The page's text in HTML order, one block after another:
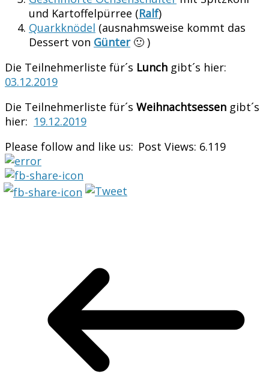
und Kartoffelpürree (Ralf)
Quarkknödel (ausnahmsweise kommt das
Dessert von Günter🙂 )
Die Teilnehmerliste für´s Lunch gibt´s hier:
03.12.2019
Die Teilnehmerliste für´s Weihnachtsessen gibt´s
hier: 19.12.2019
Please follow and like us: Post Views: 6.119